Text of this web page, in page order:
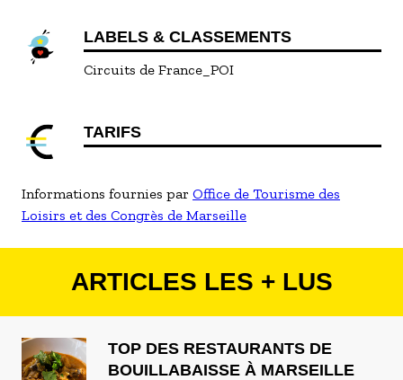
LABELS & CLASSEMENTS
Circuits de France_POI
TARIFS
Informations fournies par Office de Tourisme des
Loisirs et des Congrès de Marseille
ARTICLES LES + LUS
TOP DES RESTAURANTS DE
BOUILLABAISSE À MARSEILLE